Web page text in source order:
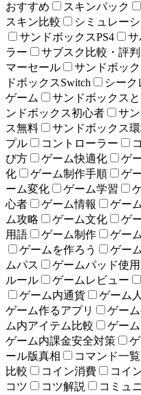
おすすめ
スキンパック
スキン比較
シミュレー
サンドボックスPS4
サ
ラー
サブスク比較・評判
マーセール
サンドボッ
ドボックスSwitch
シーク
ゲーム
サンドボックス
ンドボックス初心者
サ
ス無料
サンドボックス
プル
コントローラー
び方
ゲーム快適化 ゲ
化
ゲーム制作手順 ゲ
ーム変化
ゲーム学習
心者
ゲーム情報 ゲー
ム攻略
ゲーム文化 ゲ
用語
ゲーム制作 ゲー
ゲームを作ろう
ゲー
ムパス
ゲームパッド使
ルール
ゲームレビュー
ゲーム内通貨
ゲーム
ゲーム作るアプリ
ゲー
ム内アイテム比較
ゲー
ゲーム内課金安全対策
ール版真相
コマンド一覧
比較
コイン消費 コイ
コツ
コツ解説 コミュ